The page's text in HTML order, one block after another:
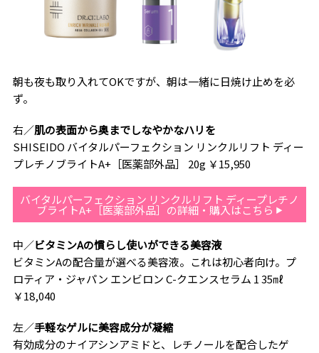
朝も夜も取り入れてOKですが、朝は一緒に日焼け止めを必
ず。
右／肌の表面から奥までしなやかなハリを
SHISEIDO バイタルパーフェクション リンクルリフト ディー
プレチノブライトA+［医薬部外品］ 20g ￥15,950
バイタルパーフェクション リンクルリフト ディープレチノ
ブライトA+［医薬部外品］の詳細・購入はこちら
中／ビタミンAの慣らし使いができる美容液
ビタミンAの配合量が選べる美容液。これは初心者向け。プ
ロティア・ジャパン エンビロン C-クエンスセラム 1 35㎖
￥18,040
左／手軽なゲルに美容成分が凝縮
有効成分のナイアシンアミドと、レチノールを配合したゲ